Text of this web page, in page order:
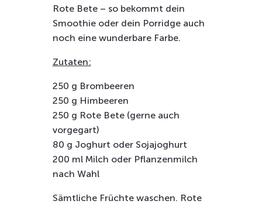
Rote Bete – so bekommt dein
Smoothie oder dein Porridge auch
noch eine wunderbare Farbe.
Zutaten:
250 g Brombeeren
250 g Himbeeren
250 g Rote Bete (gerne auch
vorgegart)
80 g Joghurt oder Sojajoghurt
200 ml Milch oder Pflanzenmilch
nach Wahl
Sämtliche Früchte waschen. Rote